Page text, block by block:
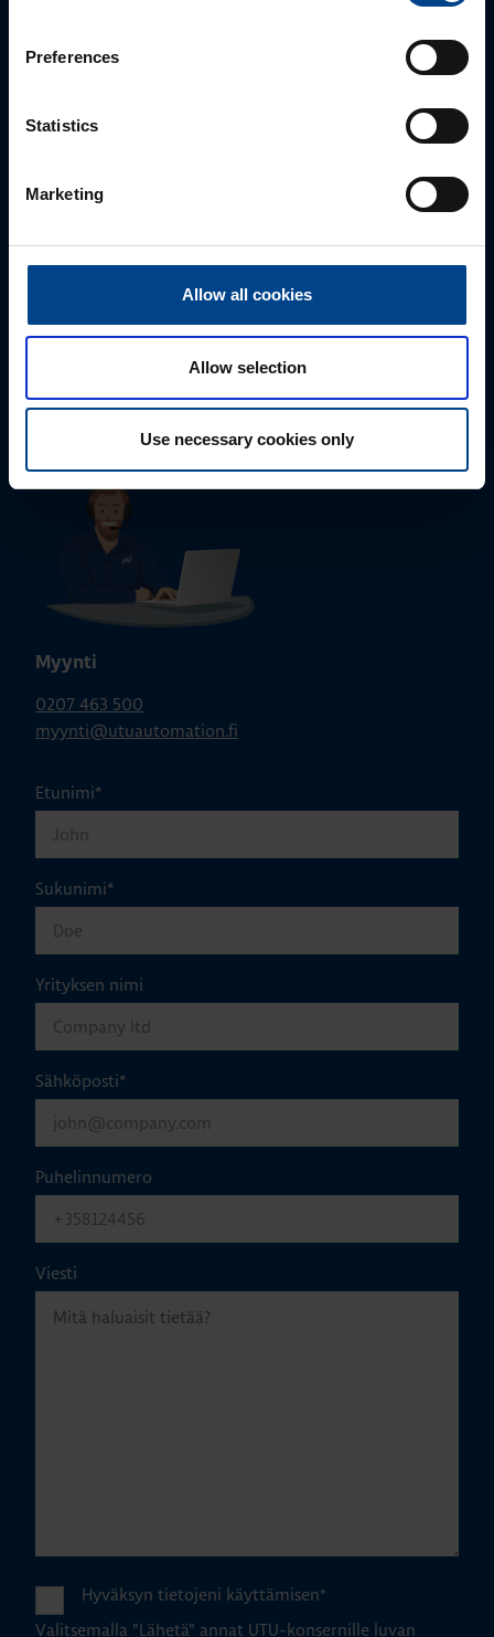
Preferences
Statistics
Marketing
Allow all cookies
Allow selection
Use necessary cookies only
tuki@utuautomation.fi
Myynti
0207 463 500
myynti@utuautomation.fi
Etunimi*
Sukunimi*
Yrityksen nimi
Sähköposti*
Puhelinnumero
Viesti
Hyväksyn tietojeni käyttämisen*
Valitsemalla "Lähetä" annat UTU-konsernille luvan